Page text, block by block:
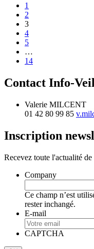
1
2
3
4
5
…
14
Contact Info-
Valerie MILCENT
01 42 80 99 85
Inscription
Recevez toute l'actualité
Company
Ce champ n’est
rester inchangé.
E-mail
CAPTCHA